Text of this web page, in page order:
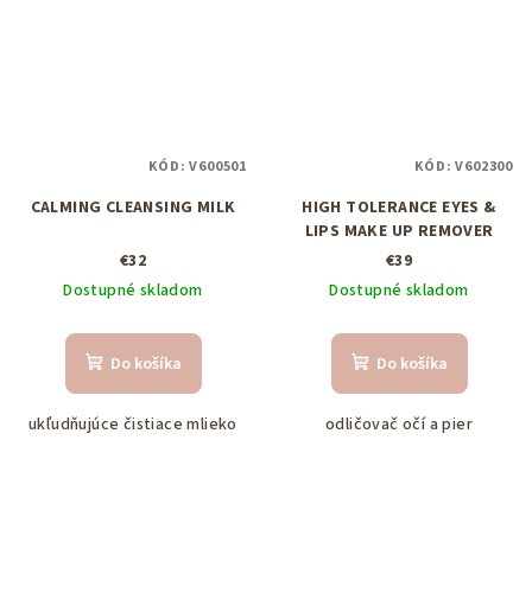
CALMING CLEANSING MILK
€32
Dostupné skladom
Do košíka
ukľudňujúce čistiace mlieko
KÓD:V600501
HIGH TOLERANCE EYES &
LIPS MAKE UP REMOVER
€39
Dostupné skladom
Do košíka
odličovač očí a pier
KÓD:V602300